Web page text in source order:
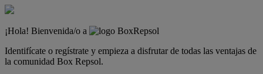
¡Hola! Bienvenida/o a
Identifícate o regístrate y empieza a disfrutar de todas las ventajas de
la comunidad Box Repsol.